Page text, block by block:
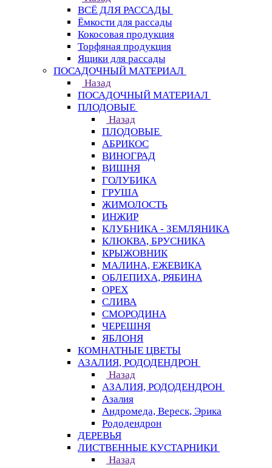
ВСЁ ДЛЯ РАССАДЫ
Ёмкости для рассады
Кокосовая продукция
Торфяная продукция
Ящики для рассады
ПОСАДОЧНЫЙ МАТЕРИАЛ
Назад
ПОСАДОЧНЫЙ МАТЕРИАЛ
ПЛОДОВЫЕ
Назад
ПЛОДОВЫЕ
АБРИКОС
ВИНОГРАД
ВИШНЯ
ГОЛУБИКА
ГРУША
ЖИМОЛОСТЬ
ИНЖИР
КЛУБНИКА - ЗЕМЛЯНИКА
КЛЮКВА, БРУСНИКА
КРЫЖОВНИК
МАЛИНА, ЕЖЕВИКА
ОБЛЕПИХА, РЯБИНА
ОРЕХ
СЛИВА
СМОРОДИНА
ЧЕРЕШНЯ
ЯБЛОНЯ
КОМНАТНЫЕ ЦВЕТЫ
АЗАЛИЯ, РОДОДЕНДРОН
Назад
АЗАЛИЯ, РОДОДЕНДРОН
Азалия
Андромеда, Вереск, Эрика
Рододендрон
ДЕРЕВЬЯ
ЛИСТВЕННЫЕ КУСТАРНИКИ
Назад